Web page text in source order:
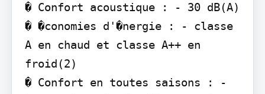
� Confort acoustique : - 30 dB(A)
� �conomies d'�nergie : - classe
A en chaud et classe A++ en
froid(2)
� Confort en toutes saisons : -